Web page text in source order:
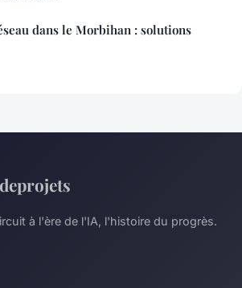
dans le Morbihan : solutions
à l'ère de l'IA, l'histoire du progrès.